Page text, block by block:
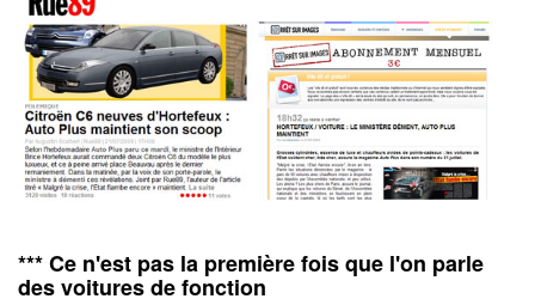
*** Ce n'est pas la première fois que l'on parle
des voitures de fonction